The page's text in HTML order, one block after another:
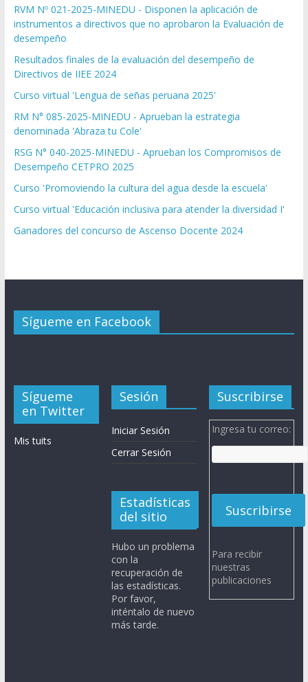
RVM Nº 021-2025-MINEDU - Disponen la aplicación de
instrumentos a directivos que no aprobaron la Evaluación de
desempeño
Resultados finales de la evaluación del desempeño de
Directivos de IIEE 2024
Curso virtual 'Lengua de señas peruana 2025'
RM N° 085-2025-MINEDU - Aprueban la estrategia
denominada 'Abraza tu Cole'
RSG N° 040-2025-MINEDU - Aprueban los Compromisos de
Desempeño CETPRO 2025
Curso 'Promoviendo la cultura del agua desde la escuela'
Curso virtual 'Educación inclusiva para atender la diversidad I'
Ganadores del concurso de Ascenso Docente 2024
Sígueme en Facebook
Sígueme
en Twitter
Mis tuits
Sesión
Iniciar Sesión
Cerrar Sesión
Estadísticas
del sitio
Hubo un problema
con la
recuperación de
las estadísticas.
Por favor,
inténtalo de nuevo
más tarde.
Suscribirse
Ingresa tu correo:
Para recibir
nuestras
publicaciones